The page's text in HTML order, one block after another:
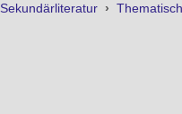
Sekundärliteratur ›